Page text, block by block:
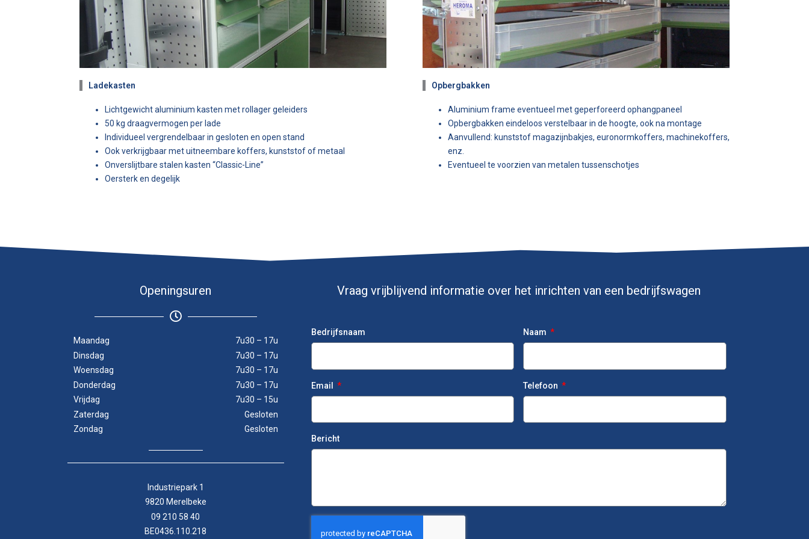
Ladekasten
Lichtgewicht aluminium kasten met rollager geleiders
50 kg draagvermogen per lade
Individueel vergrendelbaar in gesloten en open stand
Ook verkrijgbaar met uitneembare koffers, kunststof of metaal
Onverslijtbare stalen kasten “Classic-Line”
Oersterk en degelijk
Opbergbakken
Aluminium frame eventueel met geperforeerd ophangpaneel
Opbergbakken eindeloos verstelbaar in de hoogte, ook na montage
Aanvullend: kunststof magazijnbakjes, euronormkoffers, machinekoffers,
enz.
Eventueel te voorzien van metalen tussenschotjes
Openingsuren
Maandag
Dinsdag
Woensdag
Donderdag
Vrijdag
Zaterdag
Zondag
7u30 – 17u
7u30 – 17u
7u30 – 17u
7u30 – 17u
7u30 – 15u
Gesloten
Gesloten
Industriepark 1
9820 Merelbeke
09 210 58 40
BE0436.110.218
Vraag vrijblijvend informatie over het inrichten van een bedrijfswagen
Bedrijfsnaam Naam
Email Telefoon
Bericht